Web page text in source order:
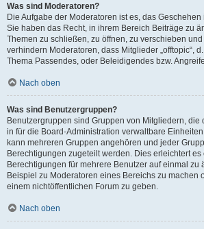
Was sind Moderatoren?
Die Aufgabe der Moderatoren ist es, das
Sie haben das Recht, in ihrem Bereich Beiträge zu
Themen zu schließen, zu öffnen, zu verschieben
verhindern Moderatoren, dass Mitglieder „offtopic“,
Thema Passendes, oder Beleidigendes bzw.
Nach oben
Was sind Benutzergruppen?
Benutzergruppen sind Gruppen von Mitgliedern, die
in für die Board-Administration verwaltbare
kann mehreren Gruppen angehören und jeder
Berechtigungen zugeteilt werden. Dies erleichtert es
Berechtigungen für mehrere Benutzer auf einmal zu
Beispiel zu Moderatoren eines Bereichs zu machen
einem nichtöffentlichen Forum zu geben.
Nach oben